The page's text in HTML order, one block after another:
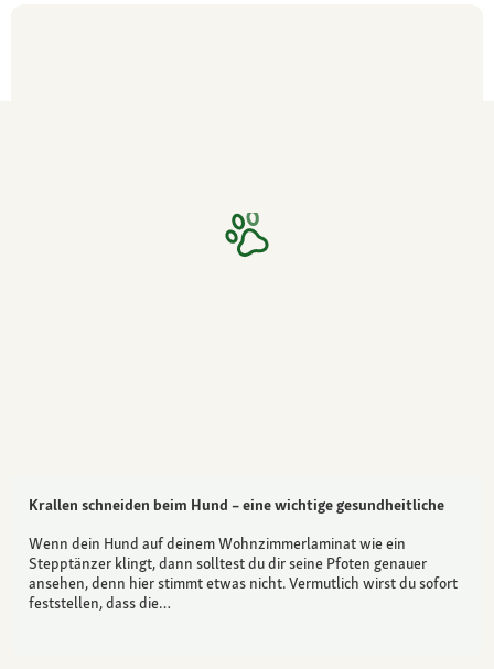
Krallen schneiden beim Hund – eine wichtige gesundheitliche
Wenn dein Hund auf deinem Wohnzimmerlaminat wie ein
Stepptänzer klingt, dann solltest du dir seine Pfoten genauer
ansehen, denn hier stimmt etwas nicht. Vermutlich wirst du sofort
feststellen, dass die…